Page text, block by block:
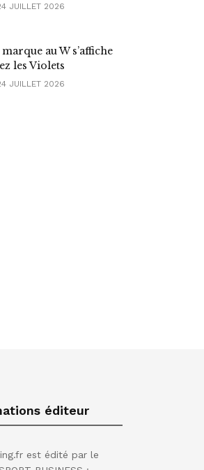
JUILLET 2026
au W s’affiche
les Violets
JUILLET 2026
éditeur
est édité par le